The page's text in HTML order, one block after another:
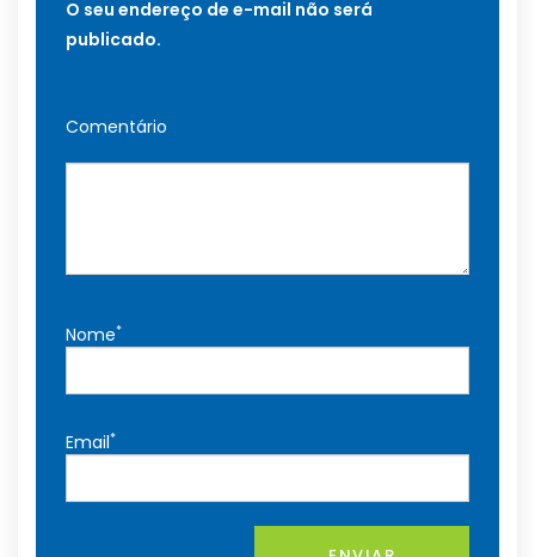
O seu endereço de e-mail não será
publicado.
Comentário
Nome*
Email*